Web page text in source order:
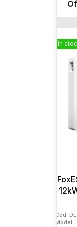
În stoc
Cod
Model